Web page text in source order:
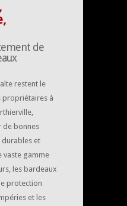
de
restent le
propriétaires à
bonnes
et
vaste gamme
les bardeaux
protection
et les